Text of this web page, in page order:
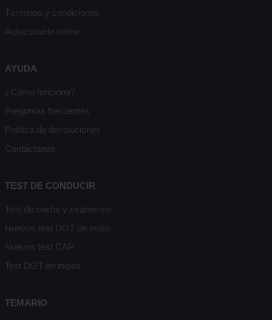
Términos y condiciones
Autoescuela online
AYUDA
¿Cómo funciona?
Preguntas frecuentes
Política de devoluciones
Contáctanos
TEST DE CONDUCIR
Test de coche y exámenes
Nuevos test DGT de moto
Nuevos test CAP
Test DGT en inglés
TEMARIO